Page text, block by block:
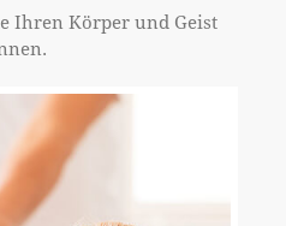
Ihren Körper und Geist